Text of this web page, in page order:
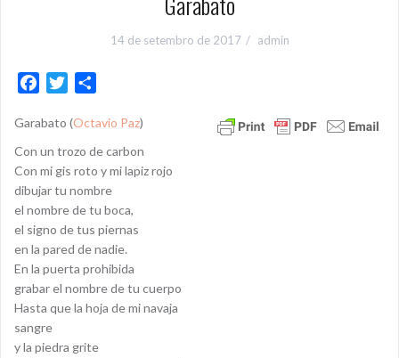
14 de setembro de 2017 admin
c
e
b
o
o
k
i
t
t
e
r
a
r
e
Garabato (Octavio Paz)
Con un trozo de carbon
Con mi gis roto y mi lapiz rojo
dibujar tu nombre
el nombre de tu boca,
el signo de tus piernas
en la pared de nadie.
En la puerta prohibida
grabar el nombre de tu cuerpo
Hasta que la hoja de mi navaja
sangre
y la piedra grite